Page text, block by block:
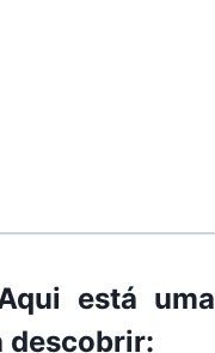
está uma
descobrir: